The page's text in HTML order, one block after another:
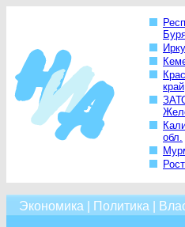
край
обл.
Экономика Политика